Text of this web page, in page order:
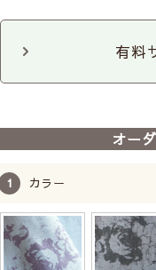
せまい幅の小
長い丈の場合、昇
めしません。
柄の位置（模様の
有料
オー
カラー